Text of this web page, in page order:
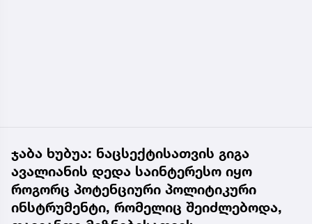
ჯაბა ხუბუა: ნაცსექტისათვის გიგა
ავალიანის დედა საინტერესო იყო
როგორც პოტენციური პოლიტიკური
ინსტრუმენტი, რომელიც შეიძლებოდა,